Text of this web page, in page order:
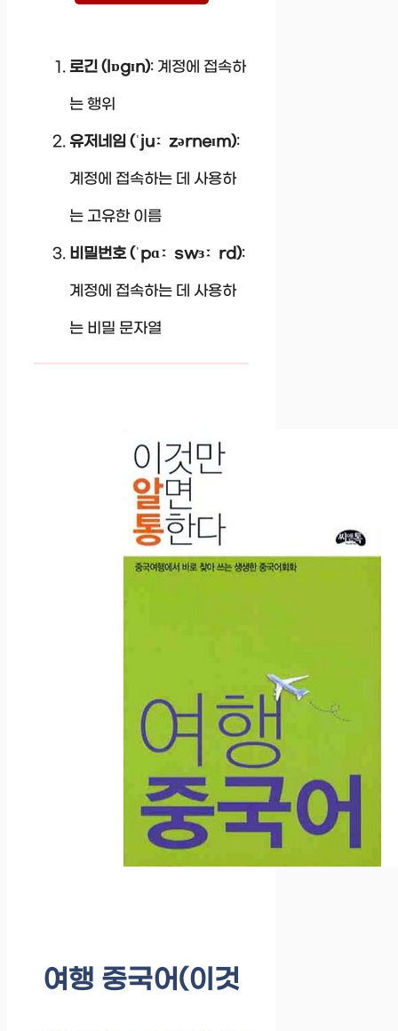
로긴 (lɒgɪn): 계정에 접속하
는 행위
유저네임 (ˈjuːzərneɪm):
계정에 접속하는 데 사용하
는 고유한 이름
비밀번호 (ˈpɑːswɜːrd):
계정에 접속하는 데 사용하
는 비밀 문자열
여행 중국어(이것